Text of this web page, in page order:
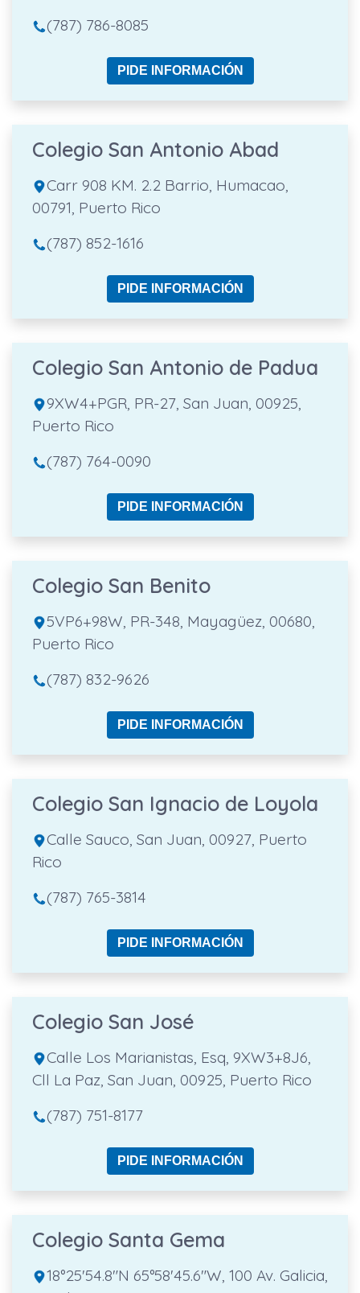
(787) 786-8085
PIDE INFORMACIÓN
Colegio San Antonio Abad
Carr 908 KM. 2.2 Barrio, Humacao,
00791, Puerto Rico
(787) 852-1616
PIDE INFORMACIÓN
Colegio San Antonio de Padua
9XW4+PGR, PR-27, San Juan, 00925,
Puerto Rico
(787) 764-0090
PIDE INFORMACIÓN
Colegio San Benito
5VP6+98W, PR-348, Mayagüez, 00680,
Puerto Rico
(787) 832-9626
PIDE INFORMACIÓN
Colegio San Ignacio de Loyola
Calle Sauco, San Juan, 00927, Puerto
Rico
(787) 765-3814
PIDE INFORMACIÓN
Colegio San José
Calle Los Marianistas, Esq, 9XW3+8J6,
Cll La Paz, San Juan, 00925, Puerto Rico
(787) 751-8177
PIDE INFORMACIÓN
Colegio Santa Gema
18°25'54.8"N 65°58'45.6"W, 100 Av. Galicia,